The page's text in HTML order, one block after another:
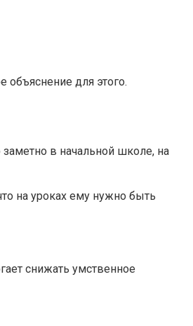
объяснение для этого.
в начальной школе, на
на уроках ему нужно быть
снижать умственное